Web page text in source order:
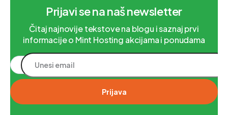
Prijavi se na naš newsletter
Čitaj najnovije tekstove na blogu i saznaj prvi
informacije o Mint Hosting akcijama i ponudama
Prijava